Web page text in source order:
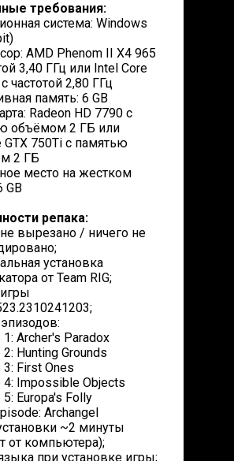
требования:
система: Windows
AMD Phenom II X4 965
3,40 ГГц или Intel Core
частотой 2,80 ГГц
память: 6 GB
Radeon HD 7790 с
объёмом 2 ГБ или
GTX 750Ti с памятью
2 ГБ
место на жестком
GB
репака:
вырезано / ничего не
установка
от Team RIG;
Archer's Paradox
Hunting Grounds
First Ones
4: Impossible Objects
Europa's Folly
Archangel
~2 минуты
от компьютера);
при установке игры;